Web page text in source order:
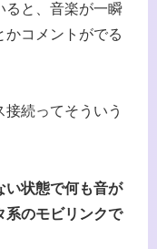
ると、音楽が一瞬
かコメントがでる
続ってそういう
い状態で何も音が
系のモビリンクで